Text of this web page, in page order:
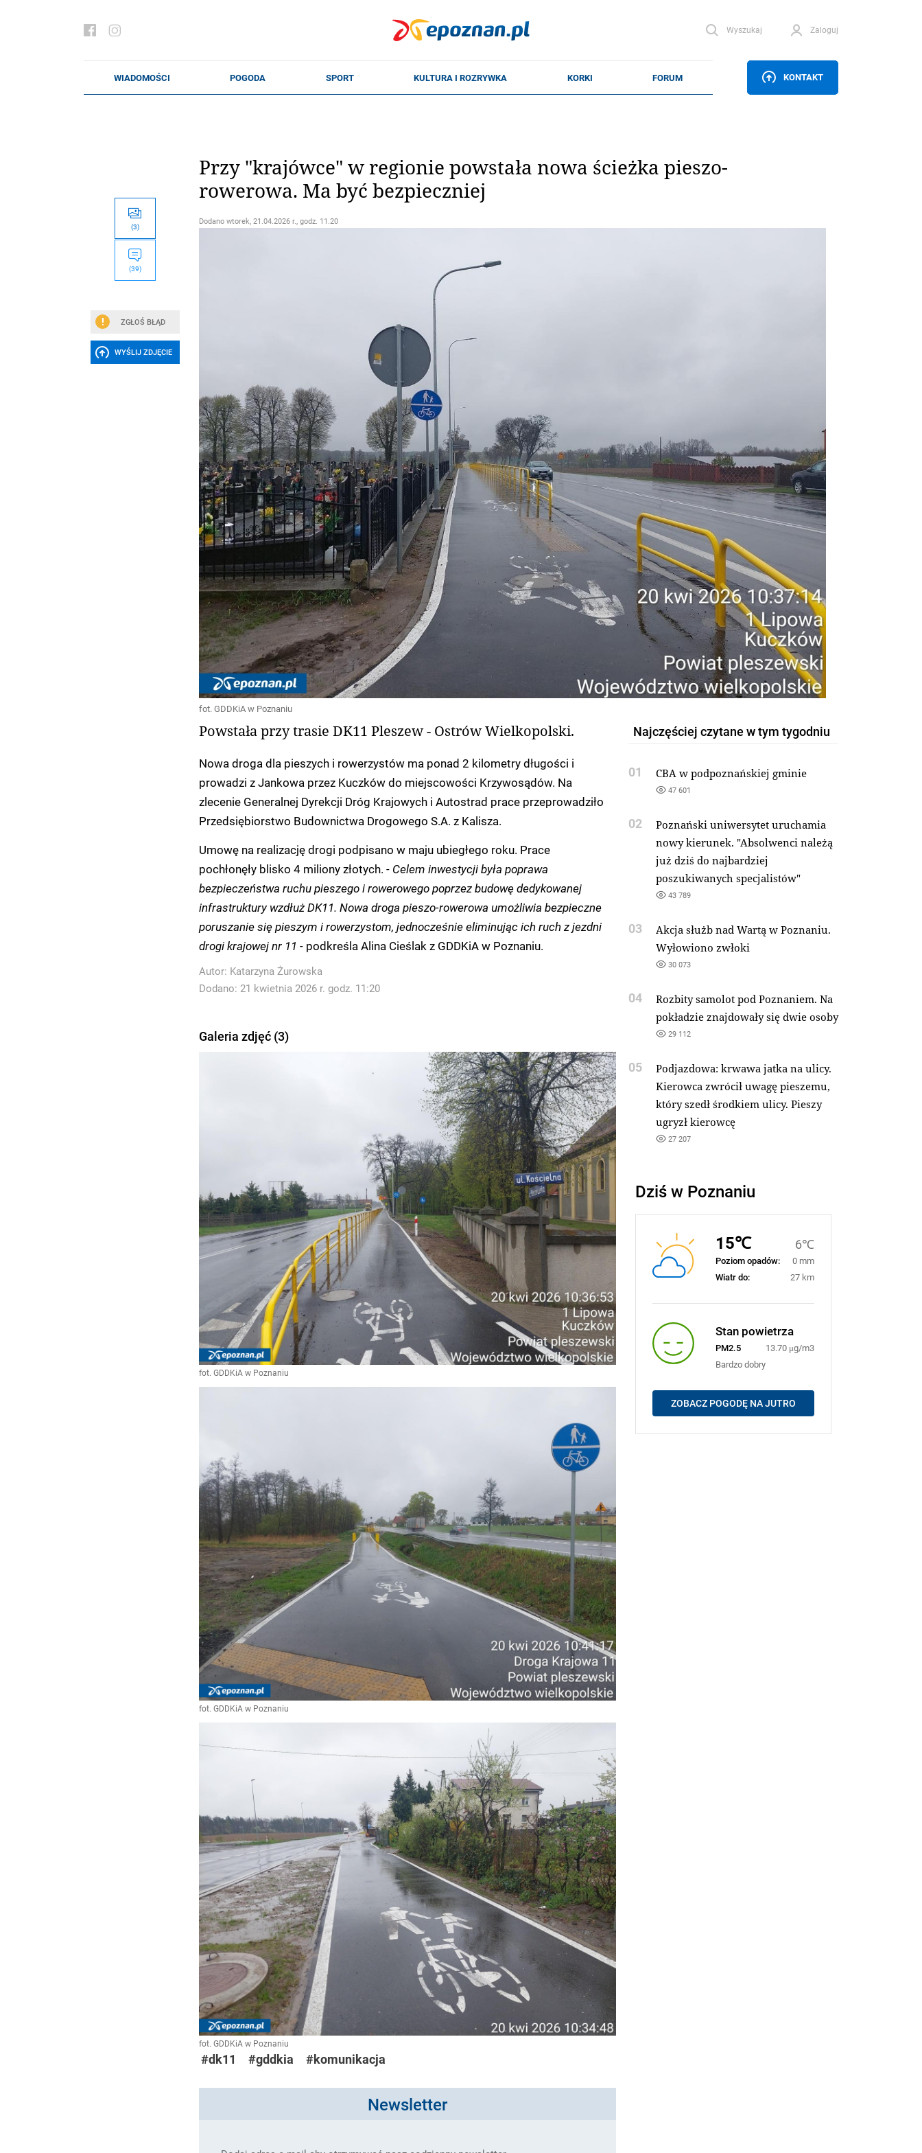
Wyszukaj Zaloguj
KONTAKT
(3)
(39)
ZGŁOŚ BŁĄD
WYŚLIJ ZDJĘCIE
Przy "krajówce" w regionie powstała nowa ścieżka pieszo-
rowerowa. Ma być bezpieczniej
Dodano wtorek, 21.04.2026 r., godz. 11.20
fot. GDDKiA w Poznaniu
Powstała przy trasie DK11 Pleszew - Ostrów Wielkopolski.
Nowa droga dla pieszych i rowerzystów ma ponad 2 kilometry długości i
prowadzi z Jankowa przez Kuczków do miejscowości Krzywosądów. Na
zlecenie Generalnej Dyrekcji Dróg Krajowych i Autostrad prace przeprowadziło
Przedsiębiorstwo Budownictwa Drogowego S.A. z Kalisza.
Umowę na realizację drogi podpisano w maju ubiegłego roku. Prace
pochłonęły blisko 4 miliony złotych. - Celem inwestycji była poprawa
bezpieczeństwa ruchu pieszego i rowerowego poprzez budowę dedykowanej
infrastruktury wzdłuż DK11. Nowa droga pieszo-rowerowa umożliwia bezpieczne
poruszanie się pieszym i rowerzystom, jednocześnie eliminując ich ruch z jezdni
drogi krajowej nr 11 - podkreśla Alina Cieślak z GDDKiA w Poznaniu.
Autor: Katarzyna Żurowska
Dodano: 21 kwietnia 2026 r. godz. 11:20
Galeria zdjęć (3)
fot. GDDKiA w Poznaniu
fot. GDDKiA w Poznaniu
fot. GDDKiA w Poznaniu
#dk11 #gddkia #komunikacja
Newsletter
Najczęściej czytane w tym tygodniu
01 CBA w podpoznańskiej gminie
47 601
02
Poznański uniwersytet uruchamia
nowy kierunek. "Absolwenci należą
już dziś do najbardziej
poszukiwanych specjalistów"
43 789
03
Akcja służb nad Wartą w Poznaniu.
Wyłowiono zwłoki
30 073
04
Rozbity samolot pod Poznaniem. Na
pokładzie znajdowały się dwie osoby
29 112
05
Podjazdowa: krwawa jatka na ulicy.
Kierowca zwrócił uwagę pieszemu,
który szedł środkiem ulicy. Pieszy
ugryzł kierowcę
27 207
Dziś w Poznaniu
15℃ 6℃
Poziom opadów:
0 mm
Wiatr do:
27 km
Stan powietrza
PM2.5
13.70 μg/m3
Bardzo dobry
ZOBACZ POGODĘ NA JUTRO